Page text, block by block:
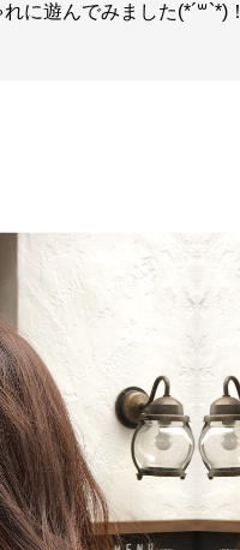
に遊んでみました(*´꒳`*)！